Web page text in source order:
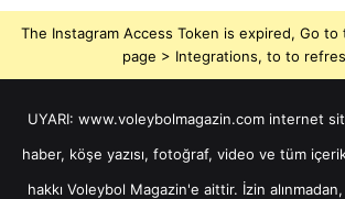
The Instagram Access Token is expired, Go to
page > Integrations, to to
UYARI: www.voleybolmagazin.com internet
haber, köşe yazısı, fotoğraf, video ve tüm
hakkı Voleybol Magazin'e aittir. İzin